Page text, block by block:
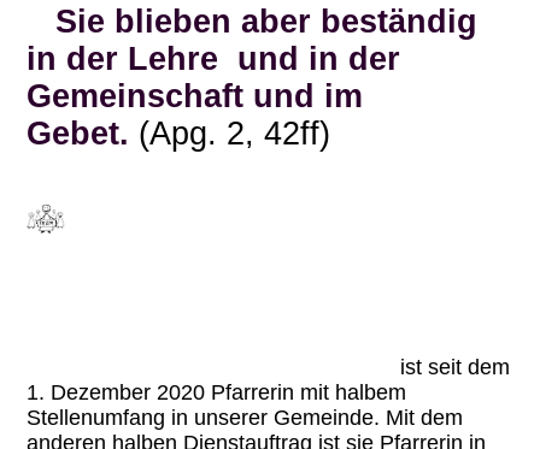
Sie blieben aber beständig
in der Lehre und in der
Gemeinschaft und im
Gebet. (Apg. 2, 42ff)
ist seit dem
1. Dezember 2020 Pfarrerin mit halbem
Stellenumfang in unserer Gemeinde. Mit dem
anderen halben Dienstauftrag ist sie Pfarrerin in